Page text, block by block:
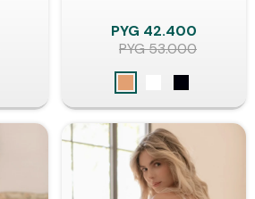
PYG 42.400
PYG53.000